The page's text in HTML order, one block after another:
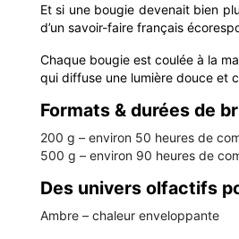
Et si une bougie devenait bien
d’un savoir-faire français
Chaque bougie est coulée à la
qui diffuse une lumière douce et
Formats & durées de
200 g – environ 50 heures de
500 g – environ 90 heures de
Des univers olfactifs
Ambre – chaleur enveloppante